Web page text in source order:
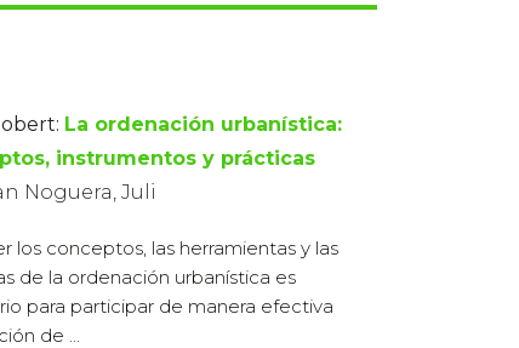
La ordenación urbanística:
instrumentos y prácticas
Noguera, Juli
los conceptos, las herramientas y las
de la ordenación urbanística es
para participar de manera efectiva
de ...